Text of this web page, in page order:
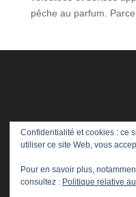
pêche au parfum. Parce
Confidentialité et cookies : ce
utiliser ce site Web, vous
Pour en savoir plus,
consultez : Politique relative